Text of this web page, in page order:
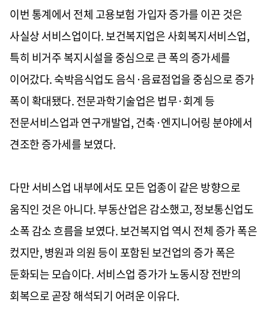
이번 통계에서 전체 고용보험 가입자 증가를 이끈 것은
사실상 서비스업이다. 보건복지업은 사회복지서비스업,
특히 비거주 복지시설을 중심으로 큰 폭의 증가세를
이어갔다. 숙박음식업도 음식·음료점업을 중심으로 증가
폭이 확대됐다. 전문과학기술업은 법무·회계 등
전문서비스업과 연구개발업, 건축·엔지니어링 분야에서
견조한 증가세를 보였다.
다만 서비스업 내부에서도 모든 업종이 같은 방향으로
움직인 것은 아니다. 부동산업은 감소했고, 정보통신업도
소폭 감소 흐름을 보였다. 보건복지업 역시 전체 증가 폭은
컸지만, 병원과 의원 등이 포함된 보건업의 증가 폭은
둔화되는 모습이다. 서비스업 증가가 노동시장 전반의
회복으로 곧장 해석되기 어려운 이유다.